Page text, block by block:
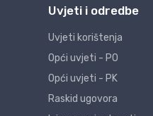
Uvjeti i odredbe
Uvjeti korištenja
Opći uvjeti - PO
Opći uvjeti - PK
Raskid ugovora